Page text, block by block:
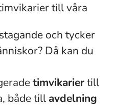
till våra
och tycker
Då kan du
timvikariertill
både till avdelning